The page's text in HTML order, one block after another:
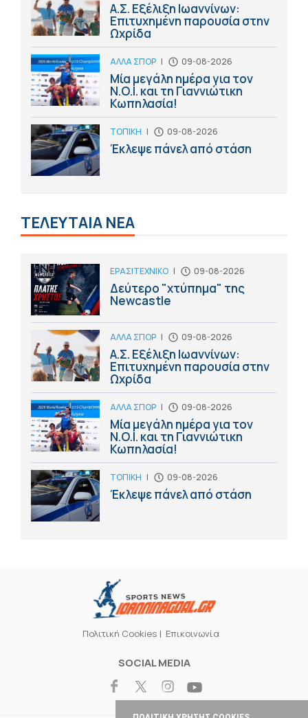
Α.Σ. Εξέλιξη Ιωαννίνων:
Επιτυχημένη παρουσία στην
Ωχρίδα
ΑΛΛΑ ΣΠΟΡ | 09-08-2026
Μία μεγάλη ημέρα για τον
Ν.Ο.Ι. και τη Γιαννιώτικη
Κωπηλασία!
ΤΟΠΙΚΗ | 09-08-2026
Έκλεψε πάνελ από στάση
ΤΕΛΕΥΤΑΙΑ ΝΕΑ
ΕΡΑΣΙΤΕΧΝΙΚΟ | 09-08-2026
Δεύτερο "χτύπημα" της
Newcastle
ΑΛΛΑ ΣΠΟΡ | 09-08-2026
Α.Σ. Εξέλιξη Ιωαννίνων:
Επιτυχημένη παρουσία στην
Ωχρίδα
ΑΛΛΑ ΣΠΟΡ | 09-08-2026
Μία μεγάλη ημέρα για τον
Ν.Ο.Ι. και τη Γιαννιώτικη
Κωπηλασία!
ΤΟΠΙΚΗ | 09-08-2026
Έκλεψε πάνελ από στάση
Πολιτική Cookies Επικοινωνία
SOCIAL MEDIA